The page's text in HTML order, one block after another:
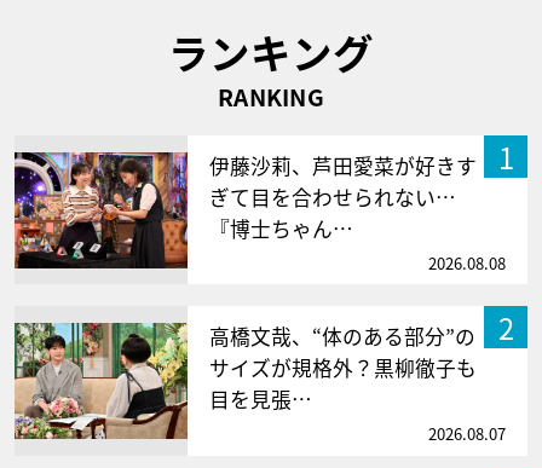
ランキング
RANKING
1
伊藤沙莉、芦田愛菜が好きす
ぎて目を合わせられない…
『博士ちゃん…
2026.08.08
2
高橋文哉、“体のある部分”の
サイズが規格外？黒柳徹子も
目を見張…
2026.08.07